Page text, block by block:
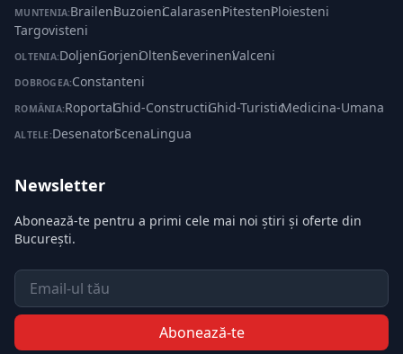
MUNTENIA:Braileni·Buzoieni·Calaraseni·Pitesteni·Ploiesteni·
Targovisteni
OLTENIA:Doljeni·Gorjeni·Olteni·Severineni·Valceni
DOBROGEA:Constanteni
ROMÂNIA:Roportal·Ghid-Constructii·Ghid-Turistic·Medicina-Umana
ALTELE:Desenatori·ScenaLingua
Newsletter
Abonează-te pentru a primi cele mai noi știri și oferte din
București.
Email
Abonează-te